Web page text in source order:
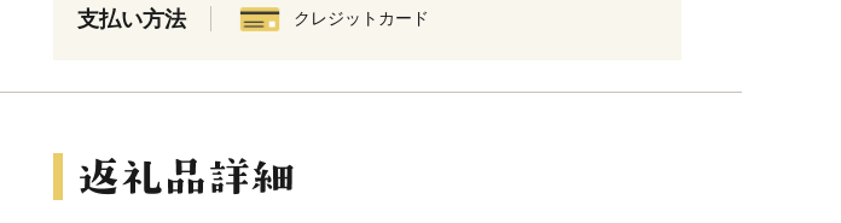
支払い方法 クレジットカード